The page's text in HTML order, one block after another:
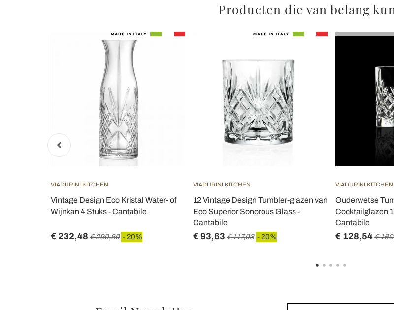
Producten die van belang
VIADURINI KITCHEN
Vintage Design Eco Kristal Water- of
Wijnkan 4 Stuks - Cantabile
€ 232,48 € 290,60 - 20%
VIADURINI KITCHEN
12 Vintage Design Tumbler-glazen van
Eco Superior Sonorous Glass -
Cantabile
€ 93,63 € 117,03 - 20%
VIADURINI KITCHEN
Ouderwetse
Cocktailglazen
Cantabile
€ 128,54€